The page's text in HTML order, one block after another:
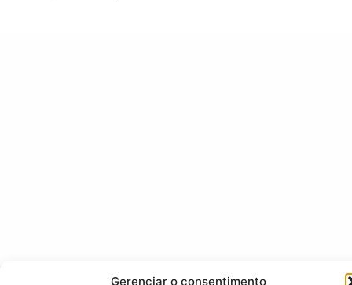
Gerenciar o consentimento